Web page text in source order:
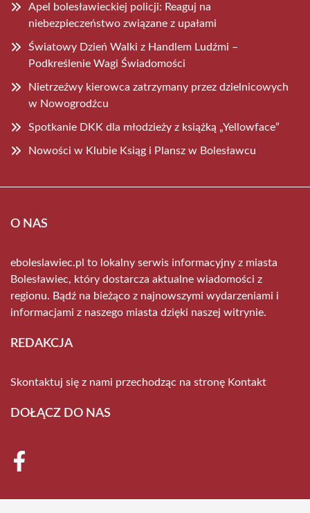
Apel bolesławieckiej policji: Reaguj na
niebezpieczeństwo związane z upałami
Światowy Dzień Walki z Handlem Ludźmi –
Podkreślenie Wagi Świadomości
Nietrzeźwy kierowca zatrzymany przez dzielnicowych
w Nowogrodźcu
Spotkanie DKK dla młodzieży z książką „Yellowface”
Nowości w Klubie Ksiąg i Plansz w Bolesławcu
O NAS
eboleslawiec.pl to lokalny serwis informacyjny z miasta
Bolesławiec, który dostarcza aktualne wiadomości z
regionu. Bądź na bieżąco z najnowszymi wydarzeniami i
informacjami z naszego miasta dzięki naszej witrynie.
REDAKCJA
Skontaktuj się z nami przechodząc na stronę Kontakt
DOŁĄCZ DO NAS